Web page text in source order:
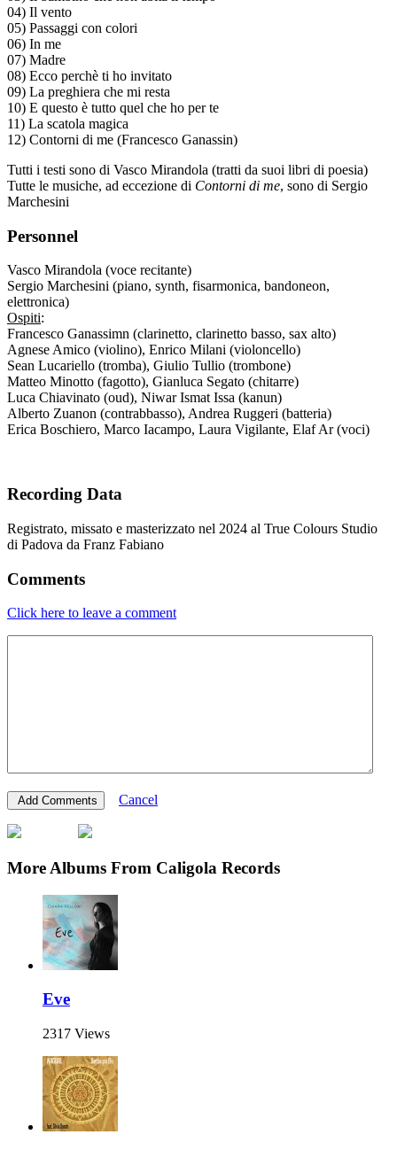
04) Il vento
05) Passaggi con colori
06) In me
07) Madre
08) Ecco perchè ti ho invitato
09) La preghiera che mi resta
10) E questo è tutto quel che ho per te
11) La scatola magica
12) Contorni di me (Francesco Ganassin)
Tutti i testi sono di Vasco Mirandola (tratti da suoi libri di poesia)
Tutte le musiche, ad eccezione di Contorni di me, sono di Sergio
Marchesini
Personnel
Vasco Mirandola (voce recitante)
Sergio Marchesini (piano, synth, fisarmonica, bandoneon,
elettronica)
Ospiti:
Francesco Ganassimn (clarinetto, clarinetto basso, sax alto)
Agnese Amico (violino), Enrico Milani (violoncello)
Sean Lucariello (tromba), Giulio Tullio (trombone)
Matteo Minotto (fagotto), Gianluca Segato (chitarre)
Luca Chiavinato (oud), Niwar Ismat Issa (kanun)
Alberto Zuanon (contrabbasso), Andrea Ruggeri (batteria)
Erica Boschiero, Marco Iacampo, Laura Vigilante, Elaf Ar (voci)
Recording Data
Registrato, missato e masterizzato nel 2024 al True Colours Studio
di Padova da Franz Fabiano
Comments
Click here to leave a comment
Cancel
More Albums From Caligola Records
Eve
2317 Views